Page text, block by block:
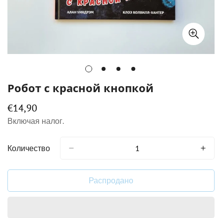
Робот с красной кнопкой
Обычная
цена
€14,90
Включая налог.
Количество
Распродано